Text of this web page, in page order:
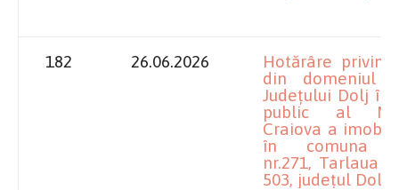
182 26.06.2026
Hotărâre
din domeniul
Județului Dolj în
public al
Craiova a
în comuna
nr.271, Tarlaua
503, județul Dolj